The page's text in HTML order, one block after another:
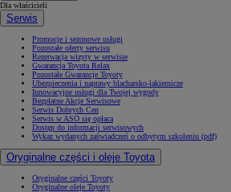
Dla właścicieli
Serwis
Promocje i sezonowe usługi
Pozostałe oferty serwisu
Rezerwacja wizyty w serwisie
Gwarancja Toyota Relax
Pozostałe Gwarancje Toyoty
Ubezpieczenia i naprawy blacharsko-lakiernicze
Innowacyjne usługi dla Twojej wygody
Bezpłatne Akcje Serwisowe
Serwis Dobrych Cen
Serwis w ASO się opłaca
Dostęp do informacji serwisowych
Wykaz wydanych zaświadczeń o odbytym szkoleniu (pdf)
Oryginalne części i oleje Toyota
Oryginalne części Toyoty
Oryginalne oleje Toyoty